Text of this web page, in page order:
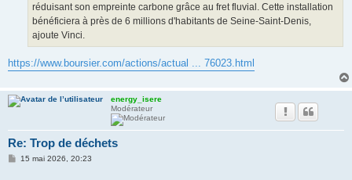
réduisant son empreinte carbone grâce au fret fluvial. Cette installation
bénéficiera à près de 6 millions d'habitants de Seine-Saint-Denis,
ajoute Vinci.
https://www.boursier.com/actions/actual ... 76023.html
energy_isere
Modérateur
Re: Trop de déchets
M15 mai 2026, 20:23